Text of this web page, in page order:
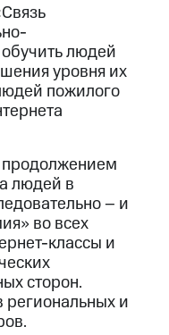
людей
уровня их
пожилого
продолжением
людей в
– и
во всех
классы и
сторон.
и